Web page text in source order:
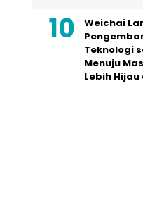
Weichai
Teknologi
Menuju
Lebih